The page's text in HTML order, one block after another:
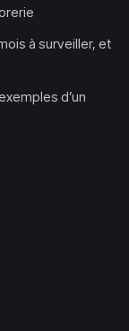
à surveiller, et
d’un